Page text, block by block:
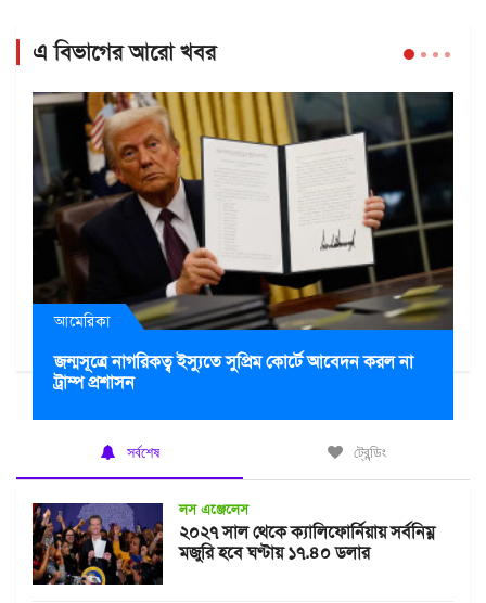
এ বিভাগের আরো খবর
আমেরিকা
জন্মসূত্রে নাগরিকত্ব ইস্যুতে সুপ্রিম কোর্টে আবেদন করল না
ট্রাম্প প্রশাসন
সর্বশেষ ট্রেন্ডিং
লস এঞ্জেলেস
২০২৭ সাল থেকে ক্যালিফোর্নিয়ায় সর্বনিম্ন
মজুরি হবে ঘণ্টায় ১৭.৪০ ডলার